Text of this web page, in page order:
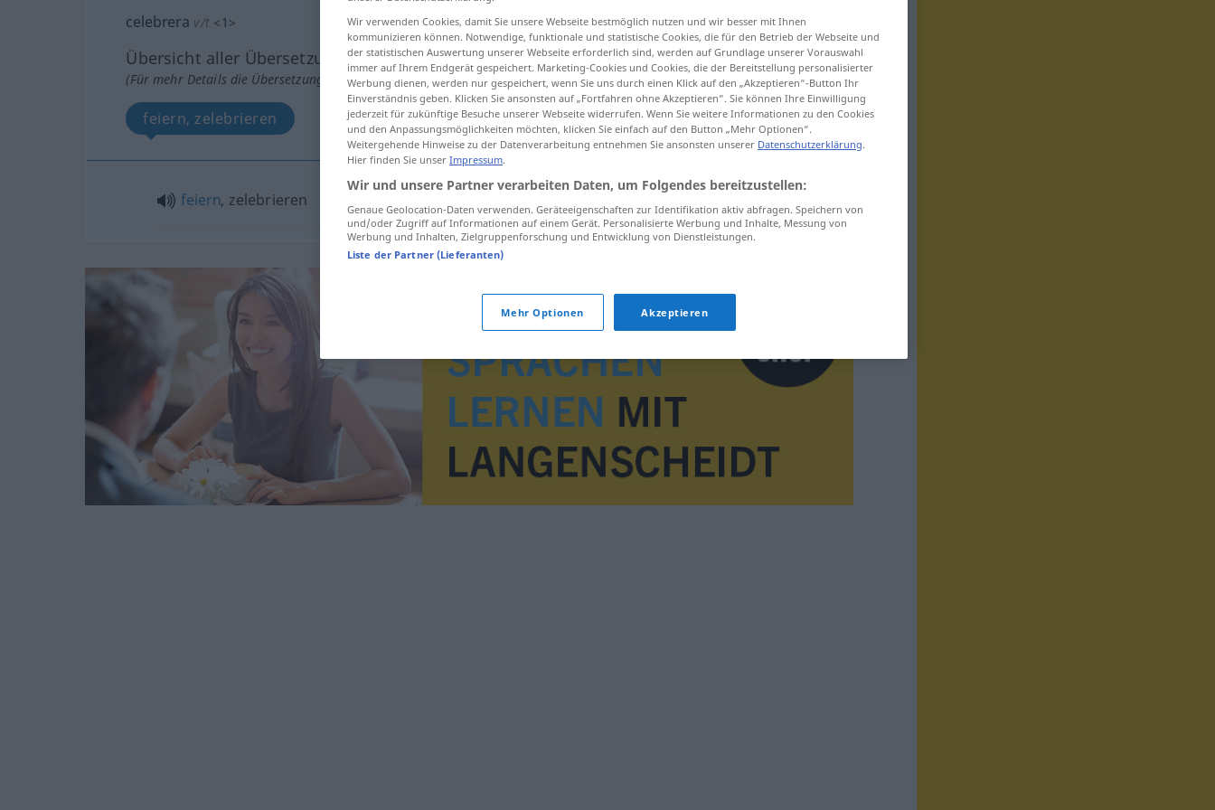
celebrera v/t < 1 >
Übersicht aller Übersetzungen
(Für mehr Details die Übersetzung anklicken/antippen)
feiern, zelebrieren
feiern, zelebrieren
Wir verwenden Cookies, damit Sie unsere Webseite bestmöglich nutzen und wir besser mit Ihnen
kommunizieren können. Notwendige, funktionale und statistische Cookies, die für den Betrieb der Webseite und
der statistischen Auswertung unserer Webseite erforderlich sind, werden auf Grundlage unserer Vorauswahl
immer auf Ihrem Endgerät gespeichert. Marketing-Cookies und Cookies, die der Bereitstellung personalisierter
Werbung dienen, werden nur gespeichert, wenn Sie uns durch einen Klick auf den „Akzeptieren“-Button Ihr
Einverständnis geben. Klicken Sie ansonsten auf „Fortfahren ohne Akzeptieren“. Sie können Ihre Einwilligung
jederzeit für zukünftige Besuche unserer Webseite widerrufen. Wenn Sie weitere Informationen zu den Cookies
und den Anpassungsmöglichkeiten möchten, klicken Sie einfach auf den Button „Mehr Optionen“.
Weitergehende Hinweise zu der Datenverarbeitung entnehmen Sie ansonsten unserer Datenschutzerklärung.
Hier finden Sie unser Impressum.
Wir und unsere Partner verarbeiten Daten, um Folgendes bereitzustellen:
Genaue Geolocation-Daten verwenden. Geräteeigenschaften zur Identifikation aktiv abfragen. Speichern von
und/oder Zugriff auf Informationen auf einem Gerät. Personalisierte Werbung und Inhalte, Messung von
Werbung und Inhalten, Zielgruppenforschung und Entwicklung von Dienstleistungen.
Liste der Partner (Lieferanten)
Mehr Optionen Akzeptieren